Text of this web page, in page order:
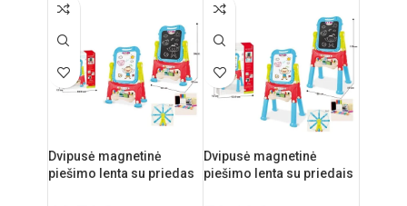
nuo 3 metų
Elementai: 3 x AA
(nepridedamos)
Dvipusė magnetinė
piešimo lenta su priedas
Dvipusė magnetinė
piešimo lenta su priedais